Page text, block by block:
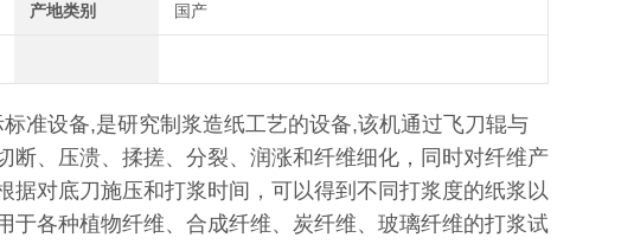
产地类别 国产
准设备,是研究制浆造纸工艺的设备,该机通过飞刀辊与
、压溃、揉搓、分裂、润涨和纤维细化，同时对纤维产
对底刀施压和打浆时间，可以得到不同打浆度的纸浆以
各种植物纤维、合成纤维、炭纤维、玻璃纤维的打浆试